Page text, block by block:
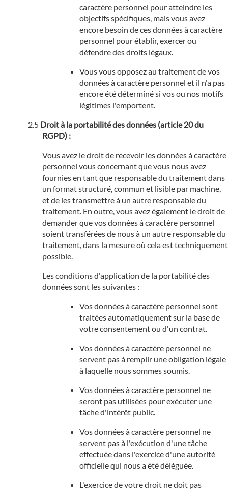
caractère personnel pour atteindre les
objectifs spécifiques, mais vous avez
encore besoin de ces données à caractère
personnel pour établir, exercer ou
défendre des droits légaux.
Vous vous opposez au traitement de vos
données à caractère personnel et il n'a pas
encore été déterminé si vos ou nos motifs
légitimes l'emportent.
Droit à la portabilité des données (article 20 du
RGPD) :
Vous avez le droit de recevoir les données à caractère
personnel vous concernant que vous nous avez
fournies en tant que responsable du traitement dans
un format structuré, commun et lisible par machine,
et de les transmettre à un autre responsable du
traitement. En outre, vous avez également le droit de
demander que vos données à caractère personnel
soient transférées de nous à un autre responsable du
traitement, dans la mesure où cela est techniquement
possible.
Les conditions d'application de la portabilité des
données sont les suivantes :
Vos données à caractère personnel sont
traitées automatiquement sur la base de
votre consentement ou d'un contrat.
Vos données à caractère personnel ne
servent pas à remplir une obligation légale
à laquelle nous sommes soumis.
Vos données à caractère personnel ne
seront pas utilisées pour exécuter une
tâche d'intérêt public.
Vos données à caractère personnel ne
servent pas à l'exécution d'une tâche
effectuée dans l'exercice d'une autorité
officielle qui nous a été déléguée.
L'exercice de votre droit ne doit pas